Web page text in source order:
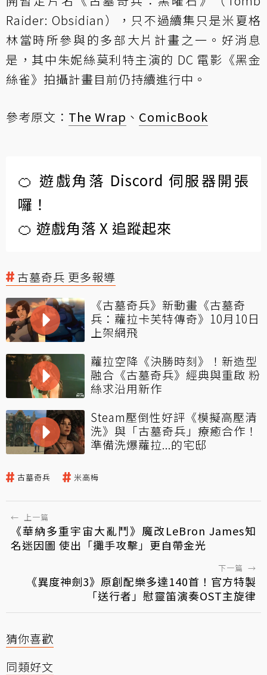
Raider: Obsidian），只不過續集只是米夏格
林當時所參與的多部大片計畫之一。好消息
是，其中朱妮絲莫利特主演的 DC 電影《黑金
絲雀》拍攝計畫目前仍持續進行中。
參考原文： The Wrap 、 ComicBook
🍊 遊戲角落 Discord 伺服器開張
囉！
🍊 遊戲角落 X 追蹤起來
古墓奇兵 更多報導
《古墓奇兵》新動畫《古墓奇
兵：蘿拉卡芙特傳奇》10月10日
上架網飛
蘿拉空降《決勝時刻》！新造型
融合《古墓奇兵》經典與重啟 粉
絲求沿用新作
Steam壓倒性好評《模擬高壓清
洗》與「古墓奇兵」療癒合作！
準備洗爆蘿拉...的宅邸
古墓奇兵 米高梅
← 上一篇
《華納多重宇宙大亂鬥》魔改LeBron James知
名迷因圖 使出「攤手攻擊」更自帶金光
下一篇 →
《異度神劍3》原創配樂多達140首！官方特製
「送行者」慰靈笛演奏OST主旋律
猜你喜歡
同類好文